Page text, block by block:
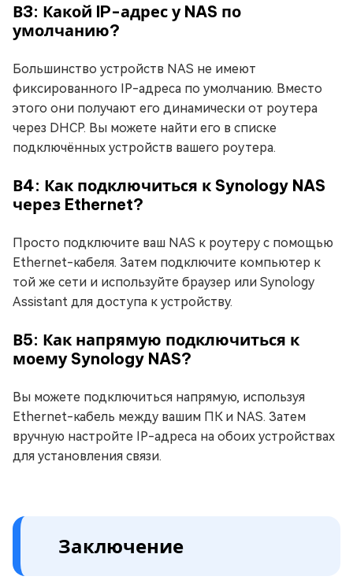
В3: Какой IP-адрес у NAS по
умолчанию?
Большинство устройств NAS не имеют
фиксированного IP-адреса по умолчанию. Вместо
этого они получают его динамически от роутера
через DHCP. Вы можете найти его в списке
подключённых устройств вашего роутера.
В4: Как подключиться к Synology NAS
через Ethernet?
Просто подключите ваш NAS к роутеру с помощью
Ethernet-кабеля. Затем подключите компьютер к
той же сети и используйте браузер или Synology
Assistant для доступа к устройству.
В5: Как напрямую подключиться к
моему Synology NAS?
Вы можете подключиться напрямую, используя
Ethernet-кабель между вашим ПК и NAS. Затем
вручную настройте IP-адреса на обоих устройствах
для установления связи.
Заключение